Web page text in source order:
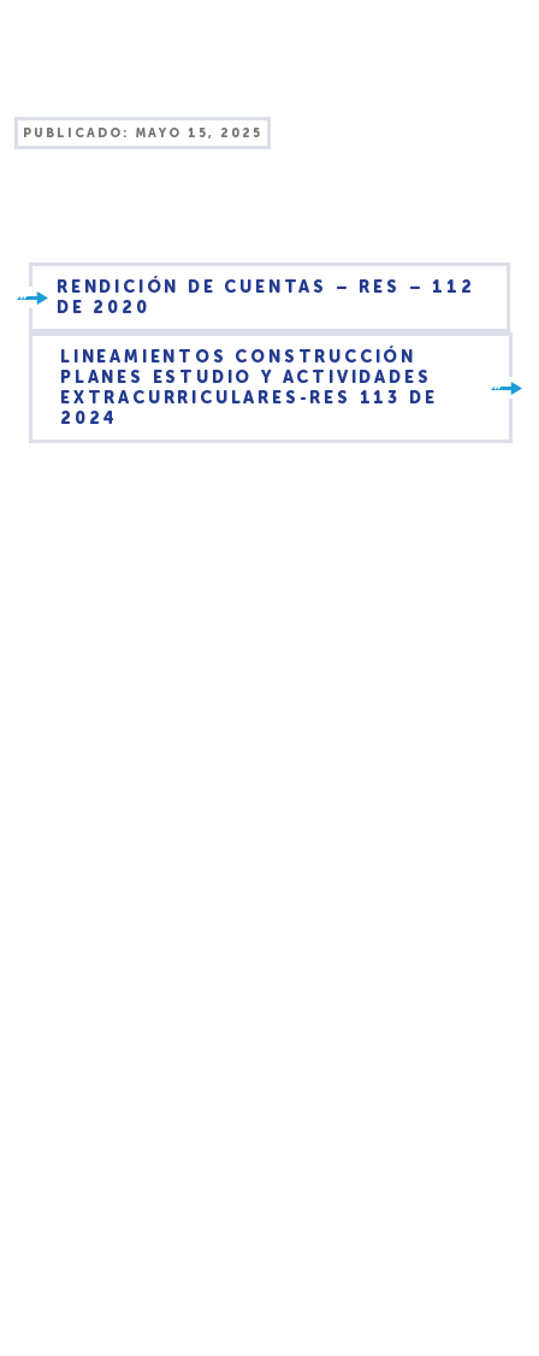
PUBLICADO: MAYO 15, 2025
RENDICIÓN DE CUENTAS – RES – 112
DE 2020
LINEAMIENTOS CONSTRUCCIÓN
PLANES ESTUDIO Y ACTIVIDADES
EXTRACURRICULARES-RES 113 DE
2024